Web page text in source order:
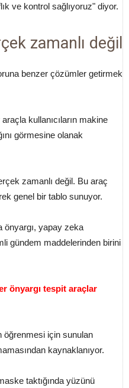
ve kontrol sağlıyoruz" diyor.
zamanlı değil
benzer çözümler getirmek
kullanıcıların makine
görmesine olanak
zamanlı değil. Bu araç
genel bir tablo sunuyor.
önyargı, yapay zeka
gündem maddelerinden birini
önyargı tespit araçlar
öğrenmesi için sunulan
kaynaklanıyor.
taktığında yüzünü